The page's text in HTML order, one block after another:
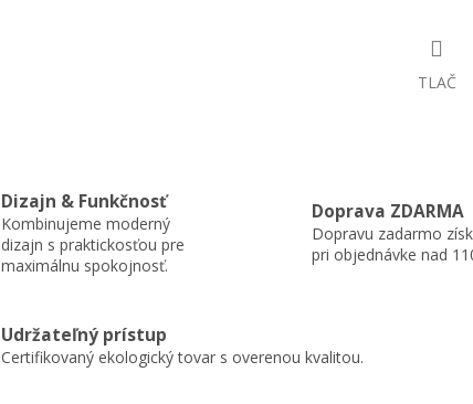
TLAČ
Dizajn & Funkčnosť
Kombinujeme moderný
dizajn s praktickosťou pre
maximálnu spokojnosť.
Doprava ZDARMA
Dopravu zadarmo
pri objednávke nad
Udržateľný prístup
Certifikovaný ekologický tovar s overenou kvalitou.